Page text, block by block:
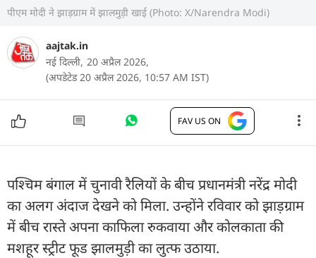
पीएम मोदी ने झाड़ग्राम में झालमुड़ी खाई (Photo: X/Narendra Modi)
aajtak.in
नई दिल्ली, 20 अप्रैल 2026,
(अपडेटेड 20 अप्रैल 2026, 10:57 AM IST)
FAV US ON
पश्चिम बंगाल में चुनावी रैलियों के बीच प्रधानमंत्री नरेंद्र मोदी
का अलग अंदाज देखने को मिला. उन्होंने रविवार को झाड़ग्राम
में बीच रास्ते अपना काफिला रुकवाया और कोलकाता की
मशहूर स्ट्रीट फूड झालमुड़ी का लुत्फ उठाया.